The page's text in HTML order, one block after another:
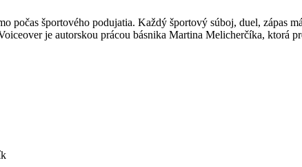
počas športového podujatia. Každý športový súboj, duel, zápas
je autorskou prácou básnika Martina Melicherčíka, ktorá